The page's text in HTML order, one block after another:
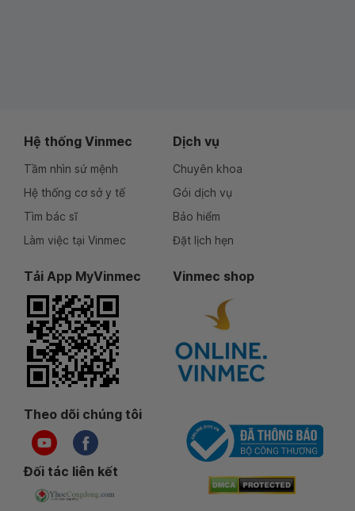
Hệ thống Vinmec
Tầm nhìn sứ mệnh
Hệ thống cơ sở y tế
Tìm bác sĩ
Làm việc tại Vinmec
Dịch vụ
Chuyên khoa
Gói dịch vụ
Bảo hiểm
Đặt lịch hẹn
Tải App MyVinmec Vinmec shop
Theo dõi chúng tôi
Đối tác liên kết